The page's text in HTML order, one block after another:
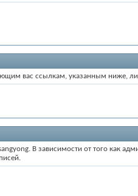
вас ссылкам, указанным ниже,
В зависимости от того как